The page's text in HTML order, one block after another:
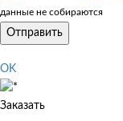
данные не собираются
Отправить
OK
Заказать